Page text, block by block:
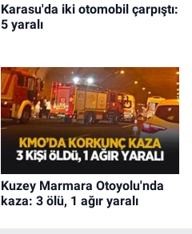
Karasu'da iki otomobil çarpıştı:
5 yaralı
Kuzey Marmara Otoyolu'nda
kaza: 3 ölü, 1 ağır yaralı